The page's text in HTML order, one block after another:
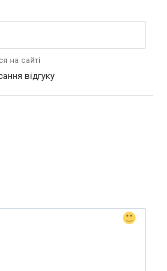
на сайті
відгуку